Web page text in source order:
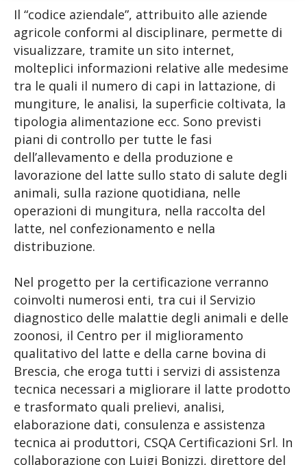
Il “codice aziendale”, attribuito alle aziende
agricole conformi al disciplinare, permette di
visualizzare, tramite un sito internet,
molteplici informazioni relative alle medesime
tra le quali il numero di capi in lattazione, di
mungiture, le analisi, la superficie coltivata, la
tipologia alimentazione ecc. Sono previsti
piani di controllo per tutte le fasi
dell’allevamento e della produzione e
lavorazione del latte sullo stato di salute degli
animali, sulla razione quotidiana, nelle
operazioni di mungitura, nella raccolta del
latte, nel confezionamento e nella
distribuzione.
Nel progetto per la certificazione verranno
coinvolti numerosi enti, tra cui il Servizio
diagnostico delle malattie degli animali e delle
zoonosi, il Centro per il miglioramento
qualitativo del latte e della carne bovina di
Brescia, che eroga tutti i servizi di assistenza
tecnica necessari a migliorare il latte prodotto
e trasformato quali prelievi, analisi,
elaborazione dati, consulenza e assistenza
tecnica ai produttori, CSQA Certificazioni Srl. In
collaborazione con Luigi Bonizzi, direttore del